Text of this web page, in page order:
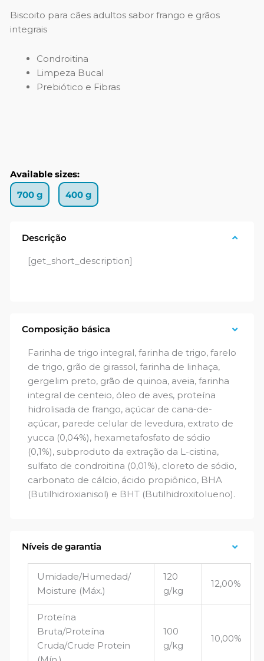
Biscoito para cães adultos sabor frango e grãos
integrais
Condroitina
Limpeza Bucal
Prebiótico e Fibras
Available sizes:
700 g
400 g
Descrição
[get_short_description]
Composição básica
Farinha de trigo integral, farinha de trigo, farelo
de trigo, grão de girassol, farinha de linhaça,
gergelim preto, grão de quinoa, aveia, farinha
integral de centeio, óleo de aves, proteína
hidrolisada de frango, açúcar de cana-de-
açúcar, parede celular de levedura, extrato de
yucca (0,04%), hexametafosfato de sódio
(0,1%), subproduto da extração da L-cistina,
sulfato de condroitina (0,01%), cloreto de sódio,
carbonato de cálcio, ácido propiônico, BHA
(Butilhidroxianisol) e BHT (Butilhidroxitolueno).
Níveis de garantia
Umidade/Humedad/
Moisture (Máx.)
120
g/kg
12,00%
Proteína
Bruta/Proteína
Cruda/Crude Protein
100
g/kg
10,00%